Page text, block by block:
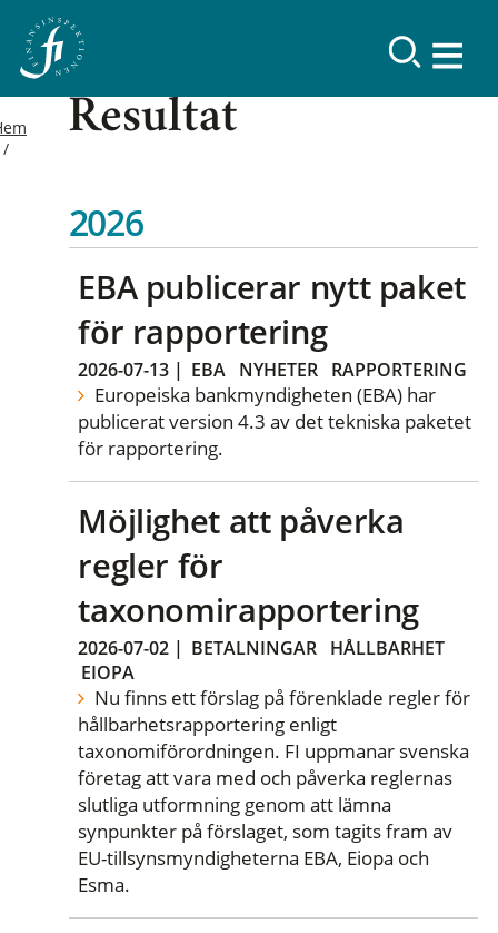
Resultat
2026
EBA publicerar nytt paket
för rapportering
2026-07-13 | EBA NYHETER RAPPORTERING
Europeiska bankmyndigheten (EBA) har
publicerat version 4.3 av det tekniska paketet
för rapportering.
Möjlighet att påverka
regler för
taxonomirapportering
2026-07-02 | BETALNINGAR HÅLLBARHET
EIOPA
Nu finns ett förslag på förenklade regler för
hållbarhetsrapportering enligt
taxonomiförordningen. FI uppmanar svenska
företag att vara med och påverka reglernas
slutliga utformning genom att lämna
synpunkter på förslaget, som tagits fram av
EU-tillsynsmyndigheterna EBA, Eiopa och
Esma.